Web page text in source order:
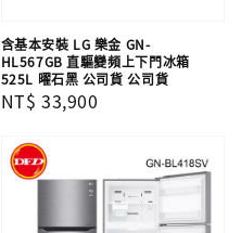
含基本安裝 LG 樂金 GN-
HL567GB 直驅變頻上下門冰箱
525L 曜石黑 公司貨 公司貨
Regular
NT$ 33,900